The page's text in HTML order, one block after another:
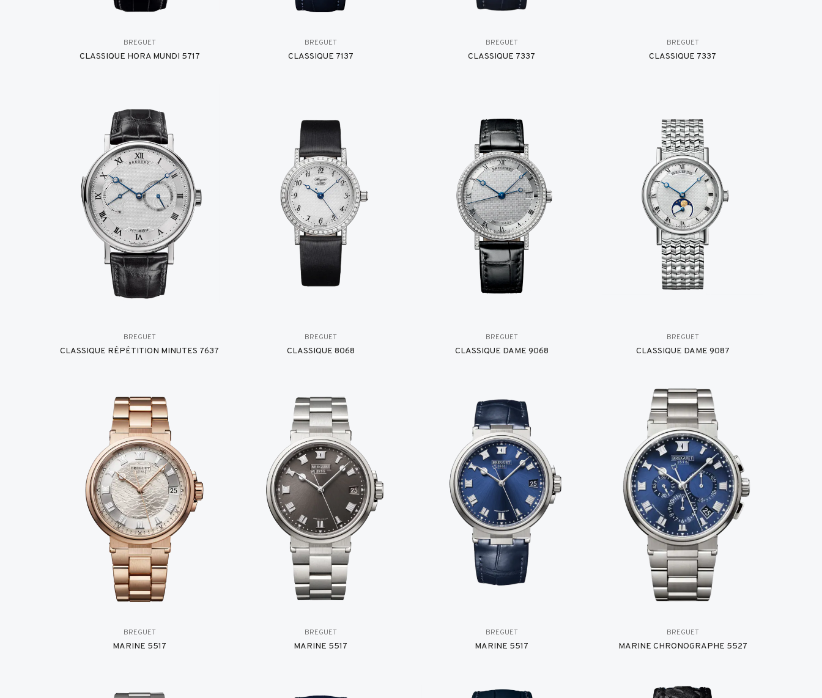
BREGUET
CLASSIQUE HORA MUNDI 5717
BREGUET
CLASSIQUE 7137
BREGUET
CLASSIQUE 7337
BREGUET
CLASSIQUE 7337
BREGUET
CLASSIQUE RÉPÉTITION MINUTES 7637
BREGUET
CLASSIQUE 8068
BREGUET
CLASSIQUE DAME 9068
BREGUET
CLASSIQUE DAME 9087
BREGUET
MARINE 5517
BREGUET
MARINE 5517
BREGUET
MARINE 5517
BREGUET
MARINE CHRONOGRAPHE 5527